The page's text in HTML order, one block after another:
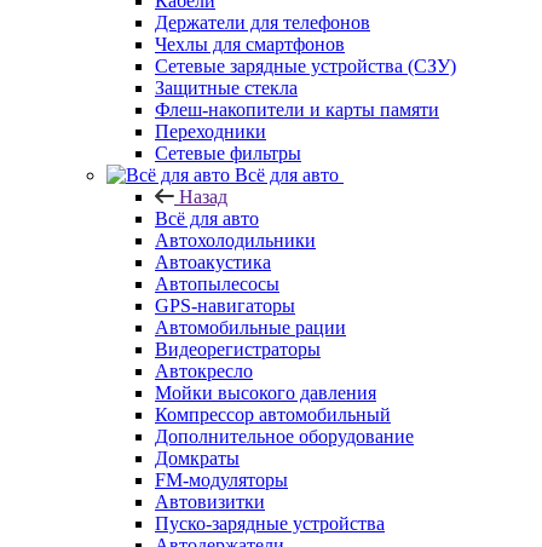
Держатели для телефонов
Чехлы для смартфонов
Сетевые зарядные устройства (СЗУ)
Защитные стекла
Флеш-накопители и карты памяти
Переходники
Сетевые фильтры
Всё для авто
Назад
Всё для авто
Автохолодильники
Автоакустика
Автопылесосы
GPS-навигаторы
Автомобильные рации
Видеорегистраторы
Автокресло
Мойки высокого давления
Компрессор автомобильный
Дополнительное оборудование
Домкраты
FM-модуляторы
Автовизитки
Пуско-зарядные устройства